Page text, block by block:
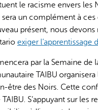
le racisme envers les
un complément à
présent, nous
exiger l’apprentissage
par la Semaine de
TAIBU
être des Noirs. Cette
TAIBU. S’appuyant sur